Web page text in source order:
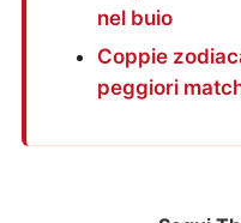
nel buio
Coppie
peggiori